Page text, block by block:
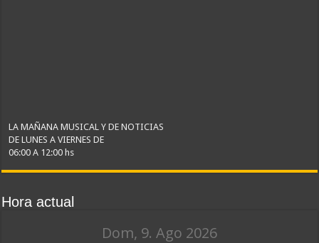
LA MAÑANA MUSICAL Y DE NOTICIAS
DE LUNES A VIERNES DE
06:00 A 12:00 hs
Hora actual